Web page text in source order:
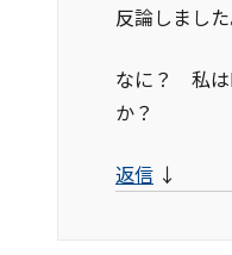
反論しました
なに？ 私は
か？
返信 ↓